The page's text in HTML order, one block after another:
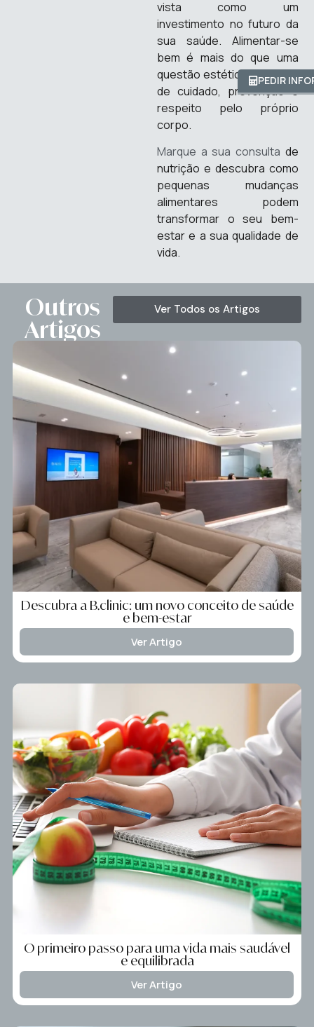
vista como um
investimento no futuro da
sua saúde. Alimentar-se
bem é mais do que uma
questão estética: é um ato
de cuidado, prevenção e
respeito pelo próprio
corpo.
Marque a sua consulta de
nutrição e descubra como
pequenas mudanças
alimentares podem
transformar o seu bem-
estar e a sua qualidade de
vida.
Outros
Artigos
Ver Todos os Artigos
Descubra a B.clinic: um novo conceito de saúde
e bem-estar
Ver Artigo
O primeiro passo para uma vida mais saudável
e equilibrada
Ver Artigo
PEDIR